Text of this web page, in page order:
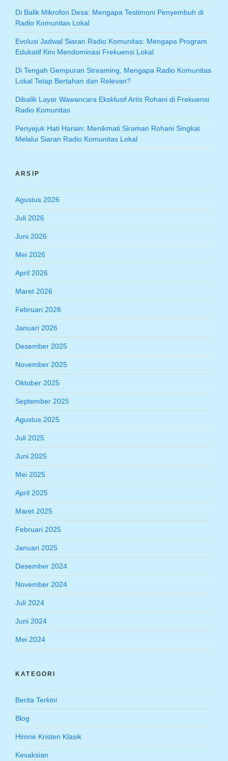
Di Balik Mikrofon Desa: Mengapa Testimoni Penyembuh di
Radio Komunitas Lokal
Evolusi Jadwal Siaran Radio Komunitas: Mengapa Program
Edukatif Kini Mendominasi Frekuensi Lokal
Di Tengah Gempuran Streaming, Mengapa Radio Komunitas
Lokal Tetap Bertahan dan Relevan?
Dibalik Layar Wawancara Eksklusif Artis Rohani di Frekuensi
Radio Komunitas
Penyejuk Hati Harian: Menikmati Siraman Rohani Singkat
Melalui Siaran Radio Komunitas Lokal
ARSIP
Agustus 2026
Juli 2026
Juni 2026
Mei 2026
April 2026
Maret 2026
Februari 2026
Januari 2026
Desember 2025
November 2025
Oktober 2025
September 2025
Agustus 2025
Juli 2025
Juni 2025
Mei 2025
April 2025
Maret 2025
Februari 2025
Januari 2025
Desember 2024
November 2024
Juli 2024
Juni 2024
Mei 2024
KATEGORI
Berita Terkini
Blog
Himne Kristen Klasik
Kesaksian